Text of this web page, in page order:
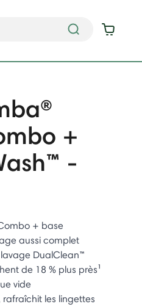
+
-
+ base
aussi complet
DualClean™
de 18 % plus près¹
vide
les lingettes